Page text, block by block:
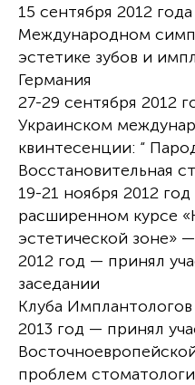
15 сентября 2012
Международном
эстетике зубов и
Германия
27-29 сентября 2012
Украинском
квинтесенции: “
Восстановительная
19-21 ноября 2012
расширенном курсе
эстетической зоне»
2012 год — принял
заседании
Клуба
2013 год — принял
проблем